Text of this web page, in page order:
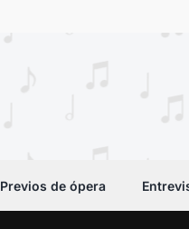
Previos de ópera